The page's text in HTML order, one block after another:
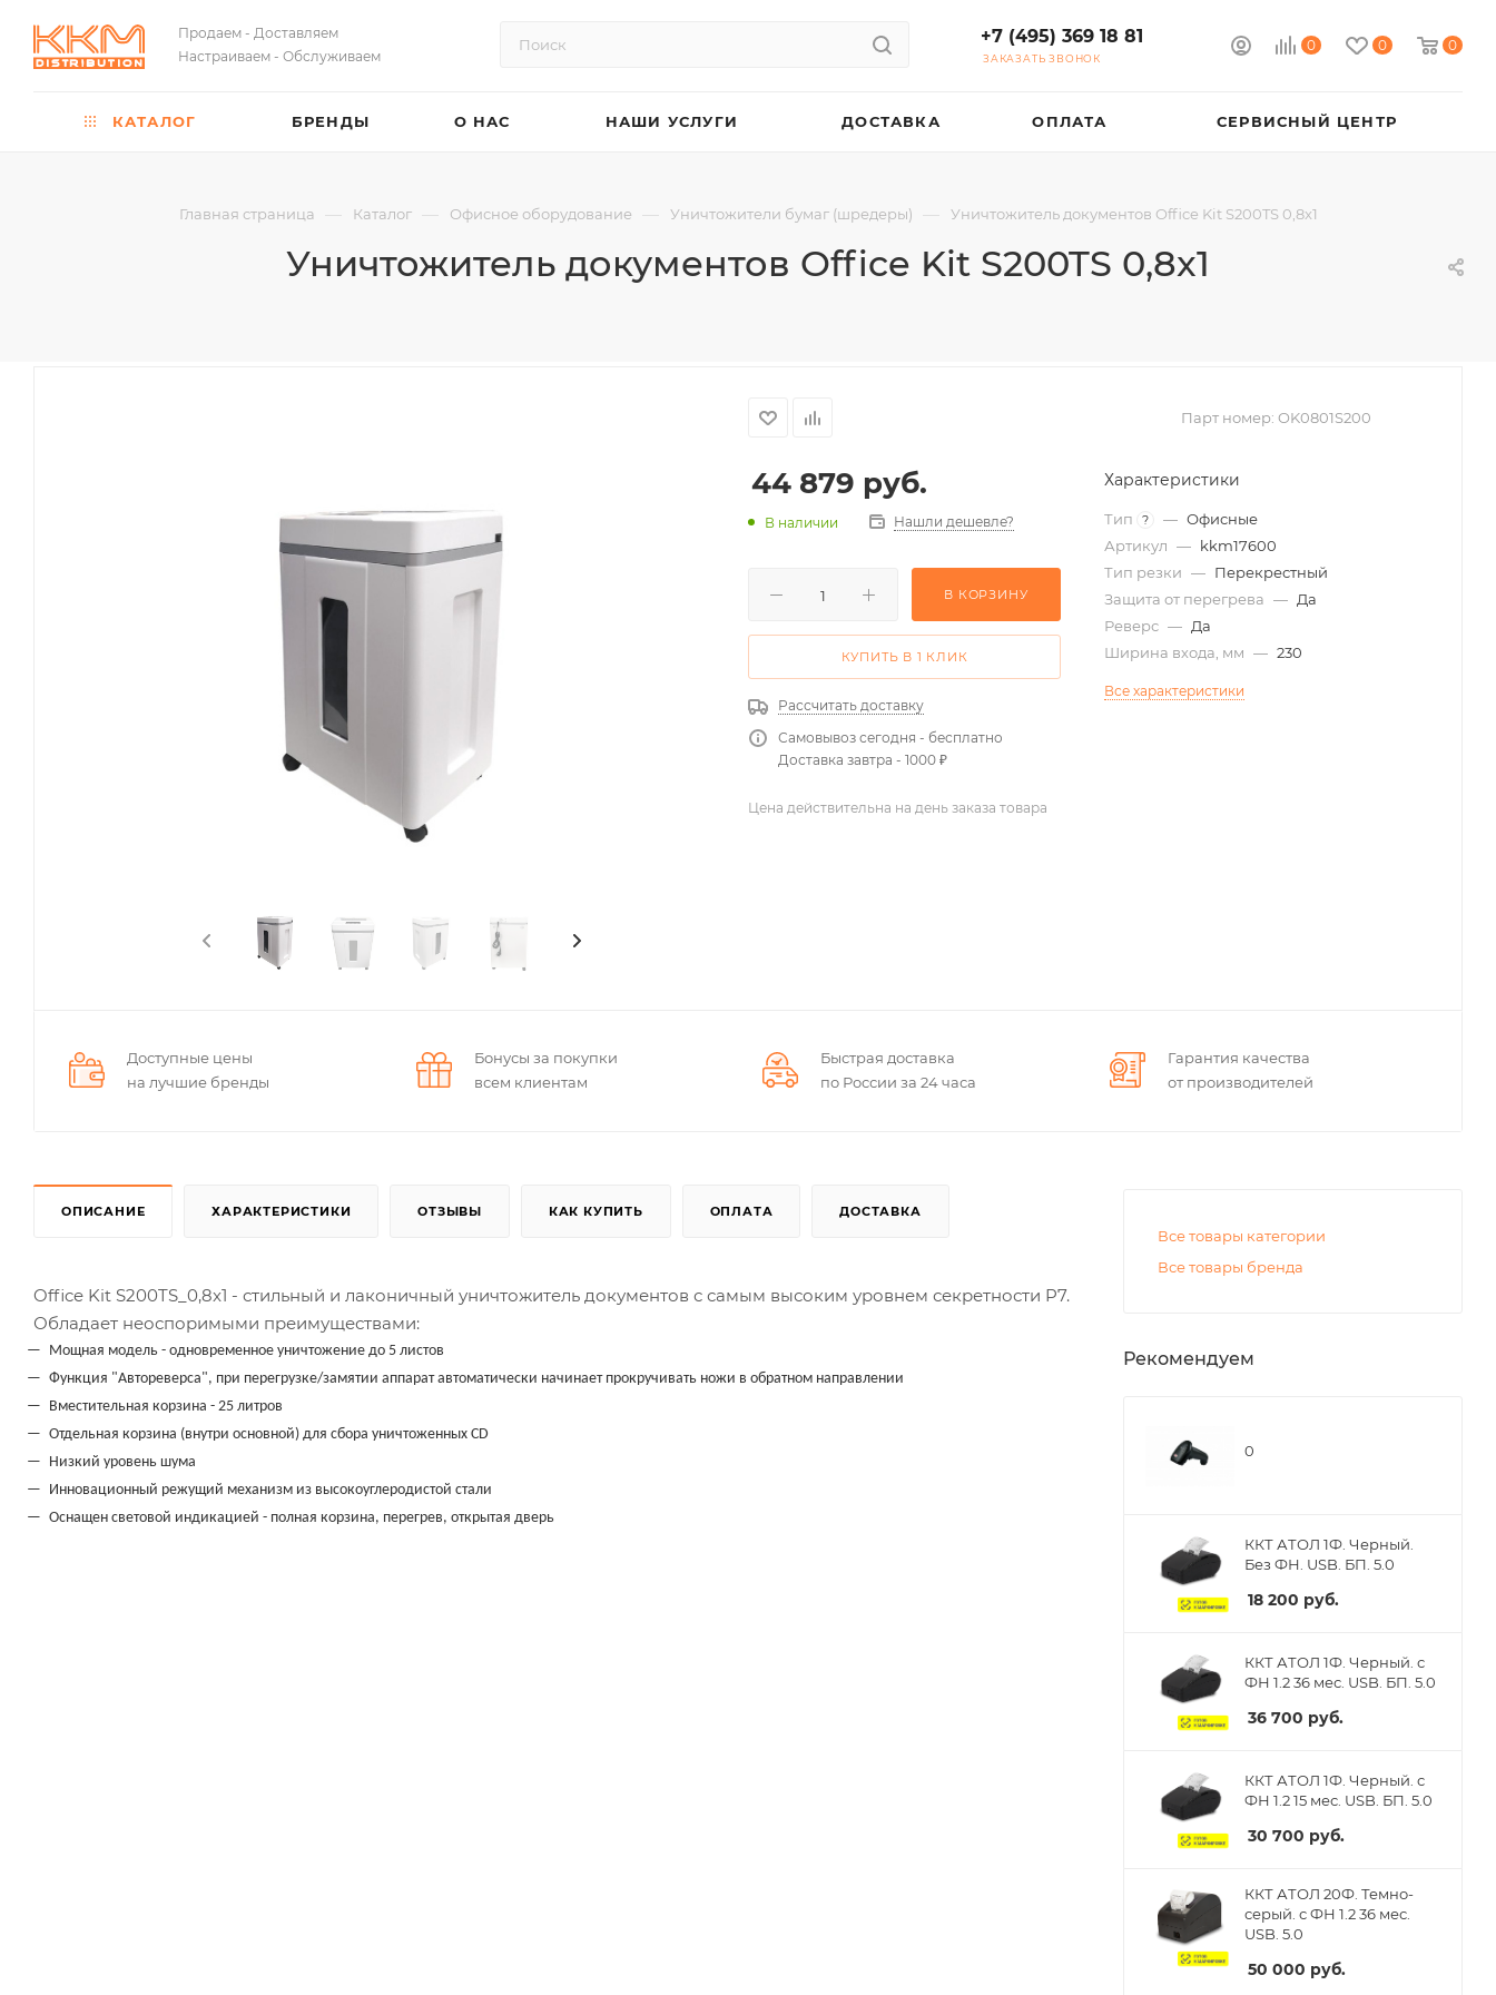
Продаем - Доставляем
Настраиваем - Обслуживаем
0 0 0
+7 (495) 369 18 81
ЗАКАЗАТЬ ЗВОНОК
КАТАЛОГ БРЕНДЫ О НАС НАШИ УСЛУГИ ДОСТАВКА ОПЛАТА СЕРВИСНЫЙ ЦЕНТР
Главная страница — Каталог — Офисное оборудование — Уничтожители бумаг (шредеры) — Уничтожитель документов Office Kit S200TS 0,8x1
Уничтожитель документов Office Kit S200TS 0,8x1
Парт номер: OK0801S200
44 879 руб.
В наличии Нашли дешевле?
В КОРЗИНУ
КУПИТЬ В 1 КЛИК
Рассчитать доставку
Самовывоз сегодня - бесплатно
Доставка завтра - 1000 ₽
Характеристики
Тип ? — Офисные
Артикул — kkm17600
Тип резки — Перекрестный
Защита от перегрева — Да
Реверс — Да
Ширина входа, мм — 230
Все характеристики
Цена действительна на день заказа товара
Доступные цены
на лучшие бренды
Бонусы за покупки
всем клиентам
Быстрая доставка
по России за 24 часа
Гарантия качества
от производителей
ОПИСАНИЕ ХАРАКТЕРИСТИКИ ОТЗЫВЫ КАК КУПИТЬ ОПЛАТА ДОСТАВКА
Office Kit S200TS_0,8x1 - стильный и лаконичный уничтожитель документов с самым высоким уровнем секретности P7.
Обладает неоспоримыми преимуществами:
Мощная модель - одновременное уничтожение до 5 листов
Функция "Автореверса", при перегрузке/замятии аппарат автоматически начинает прокручивать ножи в обратном направлении
Вместительная корзина - 25 литров
Отдельная корзина (внутри основной) для сбора уничтоженных CD
Низкий уровень шума
Инновационный режущий механизм из высокоуглеродистой стали
Оснащен световой индикацией - полная корзина, перегрев, открытая дверь
Все товары категории
Все товары бренда
Рекомендуем
0
ККТ АТОЛ 1Ф. Черный.
Без ФН. USB. БП. 5.0
18 200 руб.
ККТ АТОЛ 1Ф. Черный. с
ФН 1.2 36 мес. USB. БП. 5.0
36 700 руб.
ККТ АТОЛ 1Ф. Черный. с
ФН 1.2 15 мес. USB. БП. 5.0
30 700 руб.
ККТ АТОЛ 20Ф. Темно-
серый. с ФН 1.2 36 мес.
USB. 5.0
50 000 руб.